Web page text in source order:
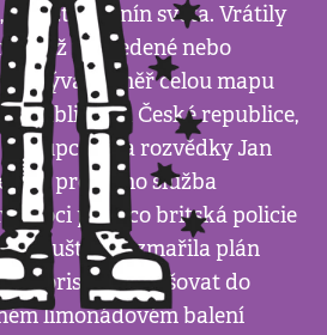
leknín světa. Vrátily
ať už provedené nebo
téměř celou mapu
přibližují k České republice,
šéfa rozvědky Jan
proč jeho služba
poté, co britská policie
spuštěním zmařila plán
teroristů propašovat do
limonádovém balení